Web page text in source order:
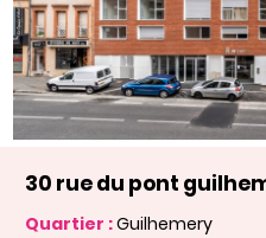
30 rue du pont
Quartier :Guilhemery